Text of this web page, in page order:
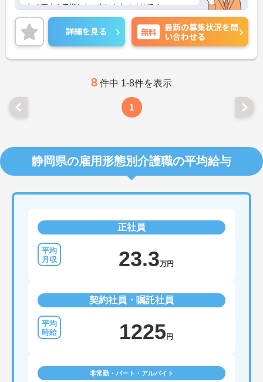
との両立を目指したい方にもおすすめです。
ご興味のある方には、面接対策ポイントなど、さら
に詳細をお話いたしますので、お気軽にご相談くだ
さい。
詳細を見る 無料
最新の募集状況を問
い合わせる
8 件中 1-8件を表示
1
静岡県の雇用形態別介護職の平均給与
正社員
23.3万円
契約社員・嘱託社員
1225円
非常勤・パート・アルバイト